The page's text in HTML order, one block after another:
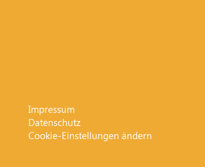
Impressum
Datenschutz
Cookie-Einstellungen ändern